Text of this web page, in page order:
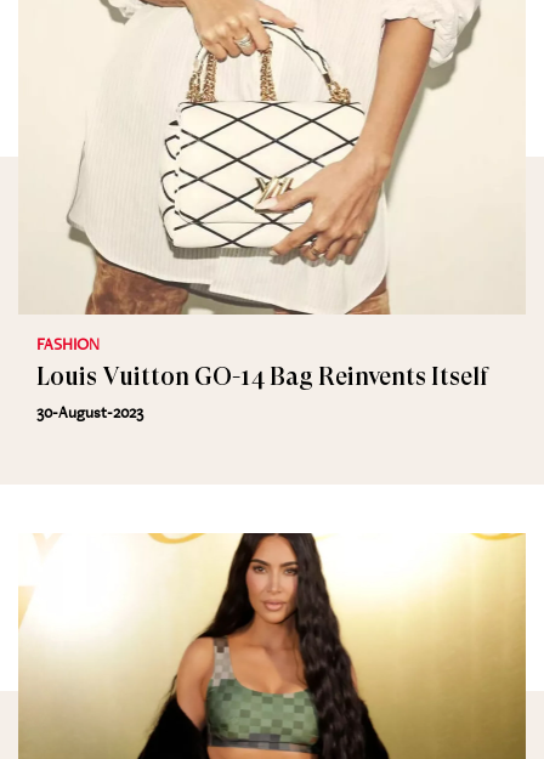
FASHION
Louis Vuitton GO-14 Bag Reinvents Itself
30-August-2023